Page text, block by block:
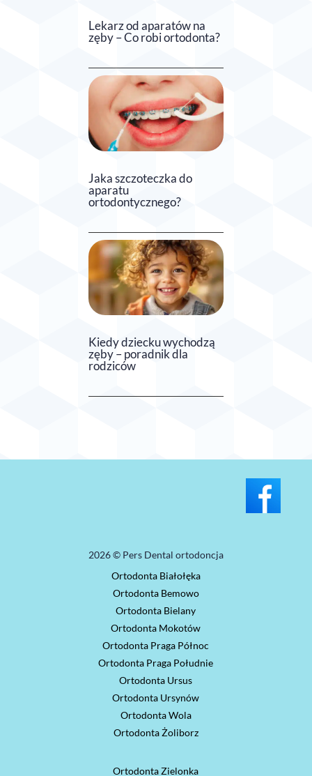
Lekarz od aparatów na
zęby – Co robi ortodonta?
Jaka szczoteczka do
aparatu
ortodontycznego?
Kiedy dziecku wychodzą
zęby – poradnik dla
rodziców
2026 © Pers Dental ortodoncja
Ortodonta Białołęka
Ortodonta Bemowo
Ortodonta Bielany
Ortodonta Mokotów
Ortodonta Praga Północ
Ortodonta Praga Południe
Ortodonta Ursus
Ortodonta Ursynów
Ortodonta Wola
Ortodonta Żoliborz
Ortodonta Zielonka